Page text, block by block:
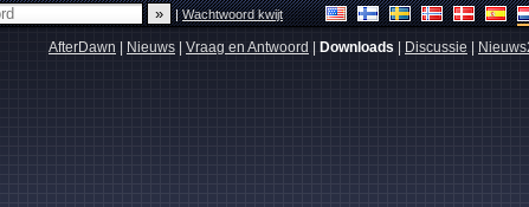
|Wachtwoord kwijt
AfterDawn Nieuws Vraag en Antwoord Downloads Discussie